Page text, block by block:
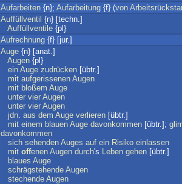
Aufarbeiten {n}; Aufarbeitung {f} (von
Auffüllventil {n} [techn.]
Auffüllventile {pl}
Aufrechnung {f} [jur.]
Auge {n} [anat.]
Augen {pl}
ein Auge zudrücken [übtr.]
mit aufgerissenen Augen
mit bloßem Auge
unter vier Augen
unter vier Augen
jdn. aus dem Auge verlieren [übtr.]
mit einem blauen Auge davonkommen [übtr.];
davonkommen
sich sehenden Auges auf ein Risiko einlassen
mit offenen Augen durch's Leben gehen [übtr.]
blaues Auge
schrägstehende Augen
stechende Augen